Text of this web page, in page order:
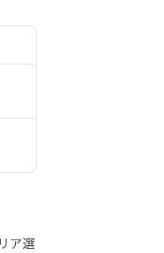
ア選